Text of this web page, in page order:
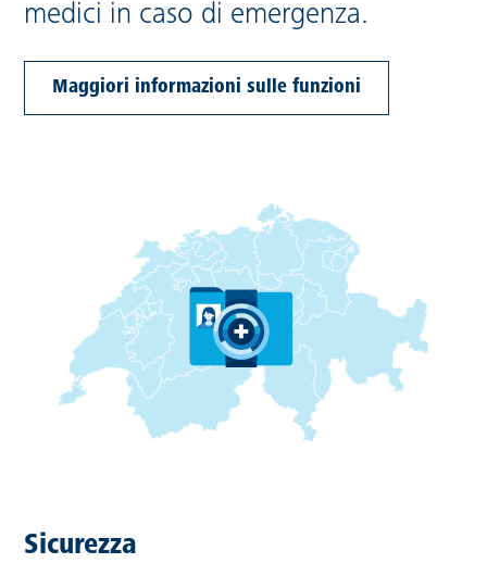
medici in caso di emergenza.
Maggiori informazioni sulle funzioni
Sicurezza